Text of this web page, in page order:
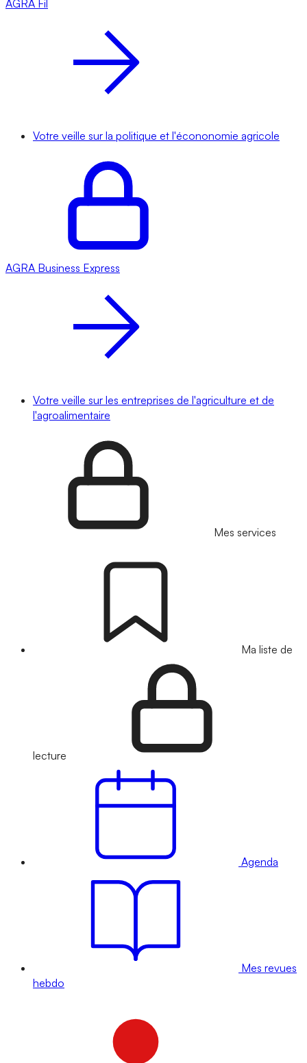
AGRA Fil
Votre veille sur la politique et l'écononomie agricole
AGRA Business Express
Votre veille sur les entreprises de l'agriculture et de
l'agroalimentaire
Mes services
Ma liste de
lecture
Agenda
Mes revues
hebdo